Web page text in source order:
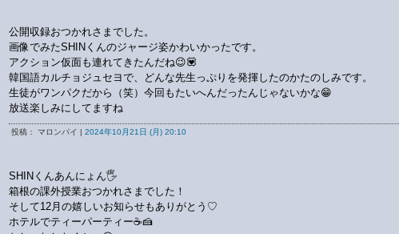
公開収録おつかれさまでした。
画像でみたSHINくんのジャージ姿かわいかったです。
アクション仮面も連れてきたんだね😉💟
韓国語カルチョジュセヨで、どんな先生っぷりを発揮したのかたのしみです。
生徒がワンパクだから（笑）今回もたいへんだったんじゃないかな😁
放送楽しみにしてますね
投稿： マロンパイ | 2024年10月21日 (月) 20:10
SHINくんあんにょん🖐️
箱根の課外授業おつかれさまでした！
そして12月の嬉しいお知らせもありがとう♡
ホテルでティーパーティー☕🍰